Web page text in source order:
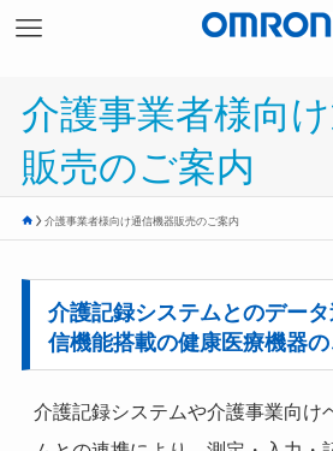
介護事業者様向
販売のご案内
介護事業者様向け通信機器販売のご案内
介護記録システムとのデー
信機能搭載の健康医療機器
介護記録システムや介護事業向け